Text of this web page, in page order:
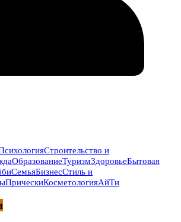
Строительство и
ОбразованиеТуризмЗдоровьеБытовая
СемьяБизнесСтиль и
ПрическиКосметологияАйТи